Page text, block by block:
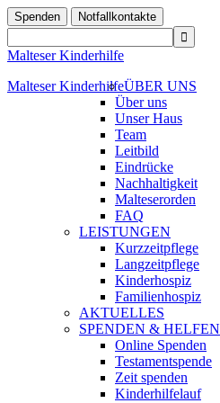
Spenden Notfallkontakte
Malteser Kinderhilfe
Malteser KinderhilfeÜBER UNS
Über uns
Unser Haus
Team
Leitbild
Eindrücke
Nachhaltigkeit
Malteserorden
FAQ
LEISTUNGEN
Kurzzeitpflege
Langzeitpflege
Kinderhospiz
Familienhospiz
AKTUELLES
SPENDEN & HELFEN
Online Spenden
Testamentspende
Zeit spenden
Kinderhilfelauf